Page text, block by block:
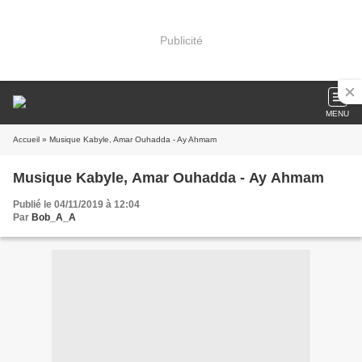
Publicité
MENU
Accueil » Musique Kabyle, Amar Ouhadda - Ay Ahmam
Musique Kabyle, Amar Ouhadda - Ay Ahmam
Publié le 04/11/2019 à 12:04
Par Bob_A_A